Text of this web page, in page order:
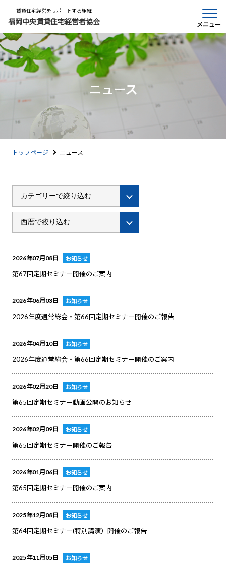
賃貸住宅経営をサポートする組織
福岡中央賃貸住宅経営者協会 メニュー
ニュース
トップページ ニュース
2026年07月08日 お知らせ
第67回定期セミナー開催のご案内
2026年06月03日 お知らせ
2026年度通常総会・第66回定期セミナー開催のご報告
2026年04月10日 お知らせ
2026年度通常総会・第66回定期セミナー開催のご案内
2026年02月20日 お知らせ
第65回定期セミナー動画公開のお知らせ
2026年02月09日 お知らせ
第65回定期セミナー開催のご報告
2026年01月06日 お知らせ
第65回定期セミナー開催のご案内
2025年12月08日 お知らせ
第64回定期セミナー(特別講演）開催のご報告
2025年11月05日 お知らせ